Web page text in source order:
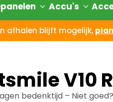
Accu's
afhalen blijft mogelijk,
V10
bedenktijd – Niet